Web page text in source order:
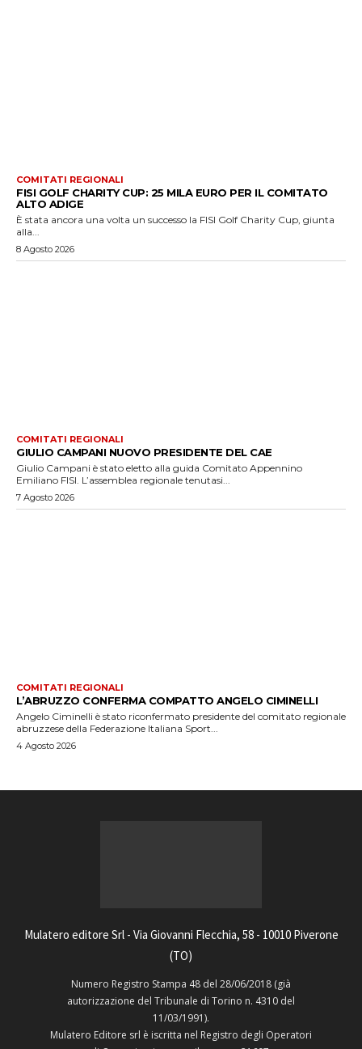
COMITATI REGIONALI
FISI GOLF CHARITY CUP: 25 MILA EURO PER IL COMITATO
ALTO ADIGE
È stata ancora una volta un successo la FISI Golf Charity Cup, giunta
alla...
8 Agosto 2026
COMITATI REGIONALI
GIULIO CAMPANI NUOVO PRESIDENTE DEL CAE
Giulio Campani è stato eletto alla guida Comitato Appennino
Emiliano FISI. L’assemblea regionale tenutasi...
7 Agosto 2026
COMITATI REGIONALI
L’ABRUZZO CONFERMA COMPATTO ANGELO CIMINELLI
Angelo Ciminelli è stato riconfermato presidente del comitato regionale
abruzzese della Federazione Italiana Sport...
4 Agosto 2026
Mulatero editore Srl - Via Giovanni Flecchia, 58 - 10010 Piverone
(TO)
Numero Registro Stampa 48 del 28/06/2018 (già
autorizzazione del Tribunale di Torino n. 4310 del
11/03/1991).
Mulatero Editore srl è iscritta nel Registro degli Operatori